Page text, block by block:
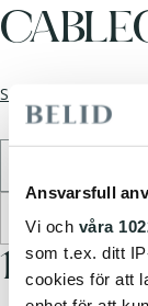
Ansvarsfull
Vi och våra
som t.ex. ditt
cookies för att
Se hela kollektionen
Ingen ljuskälla
16.95